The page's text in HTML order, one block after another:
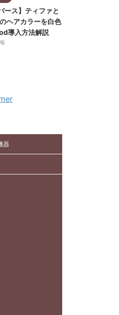
ース】ティファと
ヘアカラーを白色
導入方法解説
器